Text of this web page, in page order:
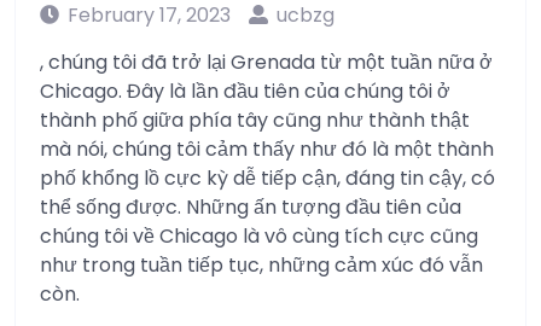
February 17, 2023
ucbzg
, chúng tôi đã trở lại Grenada từ một tuần nữa ở
Chicago. Đây là lần đầu tiên của chúng tôi ở
thành phố giữa phía tây cũng như thành thật
mà nói, chúng tôi cảm thấy như đó là một thành
phố khổng lồ cực kỳ dễ tiếp cận, đáng tin cậy, có
thể sống được. Những ấn tượng đầu tiên của
chúng tôi về Chicago là vô cùng tích cực cũng
như trong tuần tiếp tục, những cảm xúc đó vẫn
còn.